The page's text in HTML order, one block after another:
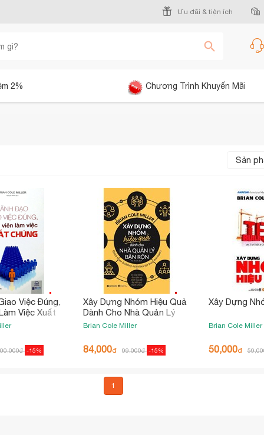
Ưu đãi & tiện ích
2% Chương Trình Khuyến Mãi
Việc Đúng,
Việc Xuất
₫ -15%
Xây Dựng Nhóm Hiệu Quả
Dành Cho Nhà Quản Lý
Bận Rộn
Brian Cole Miller
84,000₫ 99,000₫ -15%
Xây Dựng
Brian Cole Miller
50,000₫
1